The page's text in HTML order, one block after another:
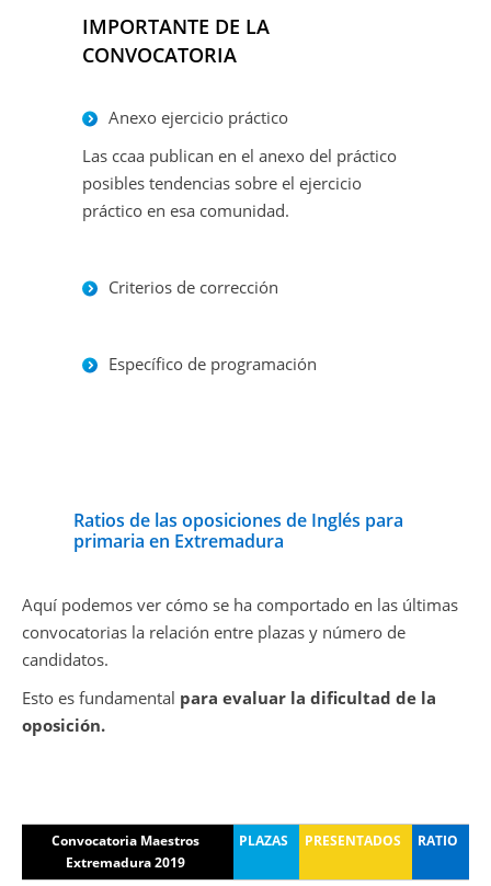
IMPORTANTE DE LA
CONVOCATORIA
Anexo ejercicio práctico
Las ccaa publican en el anexo del práctico
posibles tendencias sobre el ejercicio
práctico en esa comunidad.
Criterios de corrección
Específico de programación
Ratios de las oposiciones de Inglés para
primaria en Extremadura
Aquí podemos ver cómo se ha comportado en las últimas
convocatorias la relación entre plazas y número de
candidatos.
Esto es fundamental para evaluar la dificultad de la
oposición.
Convocatoria Maestros
Extremadura 2019
PLAZAS PRESENTADOS RATIO